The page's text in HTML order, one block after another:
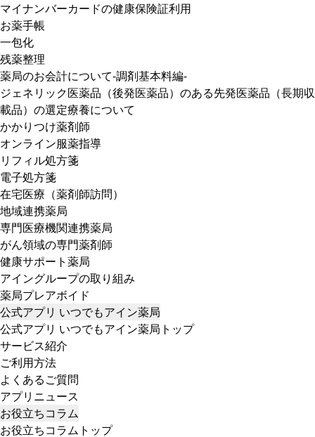
マイナンバーカードの健康保険証利用
お薬手帳
一包化
残薬整理
薬局のお会計について-調剤基本料編-
ジェネリック医薬品（後発医薬品）のある先発医薬品（長期収
載品）の選定療養について
かかりつけ薬剤師
オンライン服薬指導
リフィル処方箋
電子処方箋
在宅医療（薬剤師訪問）
地域連携薬局
専門医療機関連携薬局
がん領域の専門薬剤師
健康サポート薬局
アイングループの取り組み
薬局プレアボイド
公式アプリ いつでもアイン薬局
公式アプリ いつでもアイン薬局トップ
サービス紹介
ご利用方法
よくあるご質問
アプリニュース
お役立ちコラム
お役立ちコラムトップ